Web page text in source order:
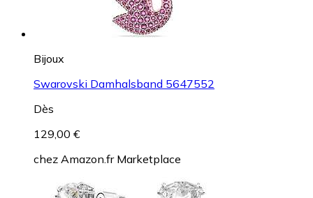
Bijoux
Swarovski Damhalsband 5647552
Dès
129,00 €
chez Amazon.fr Marketplace